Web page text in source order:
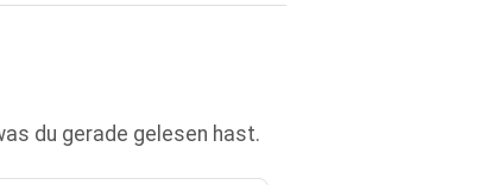
du gerade gelesen hast.